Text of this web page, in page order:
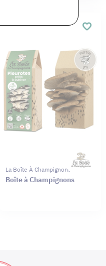
La Boîte À Champignons
Boîte à Champignons